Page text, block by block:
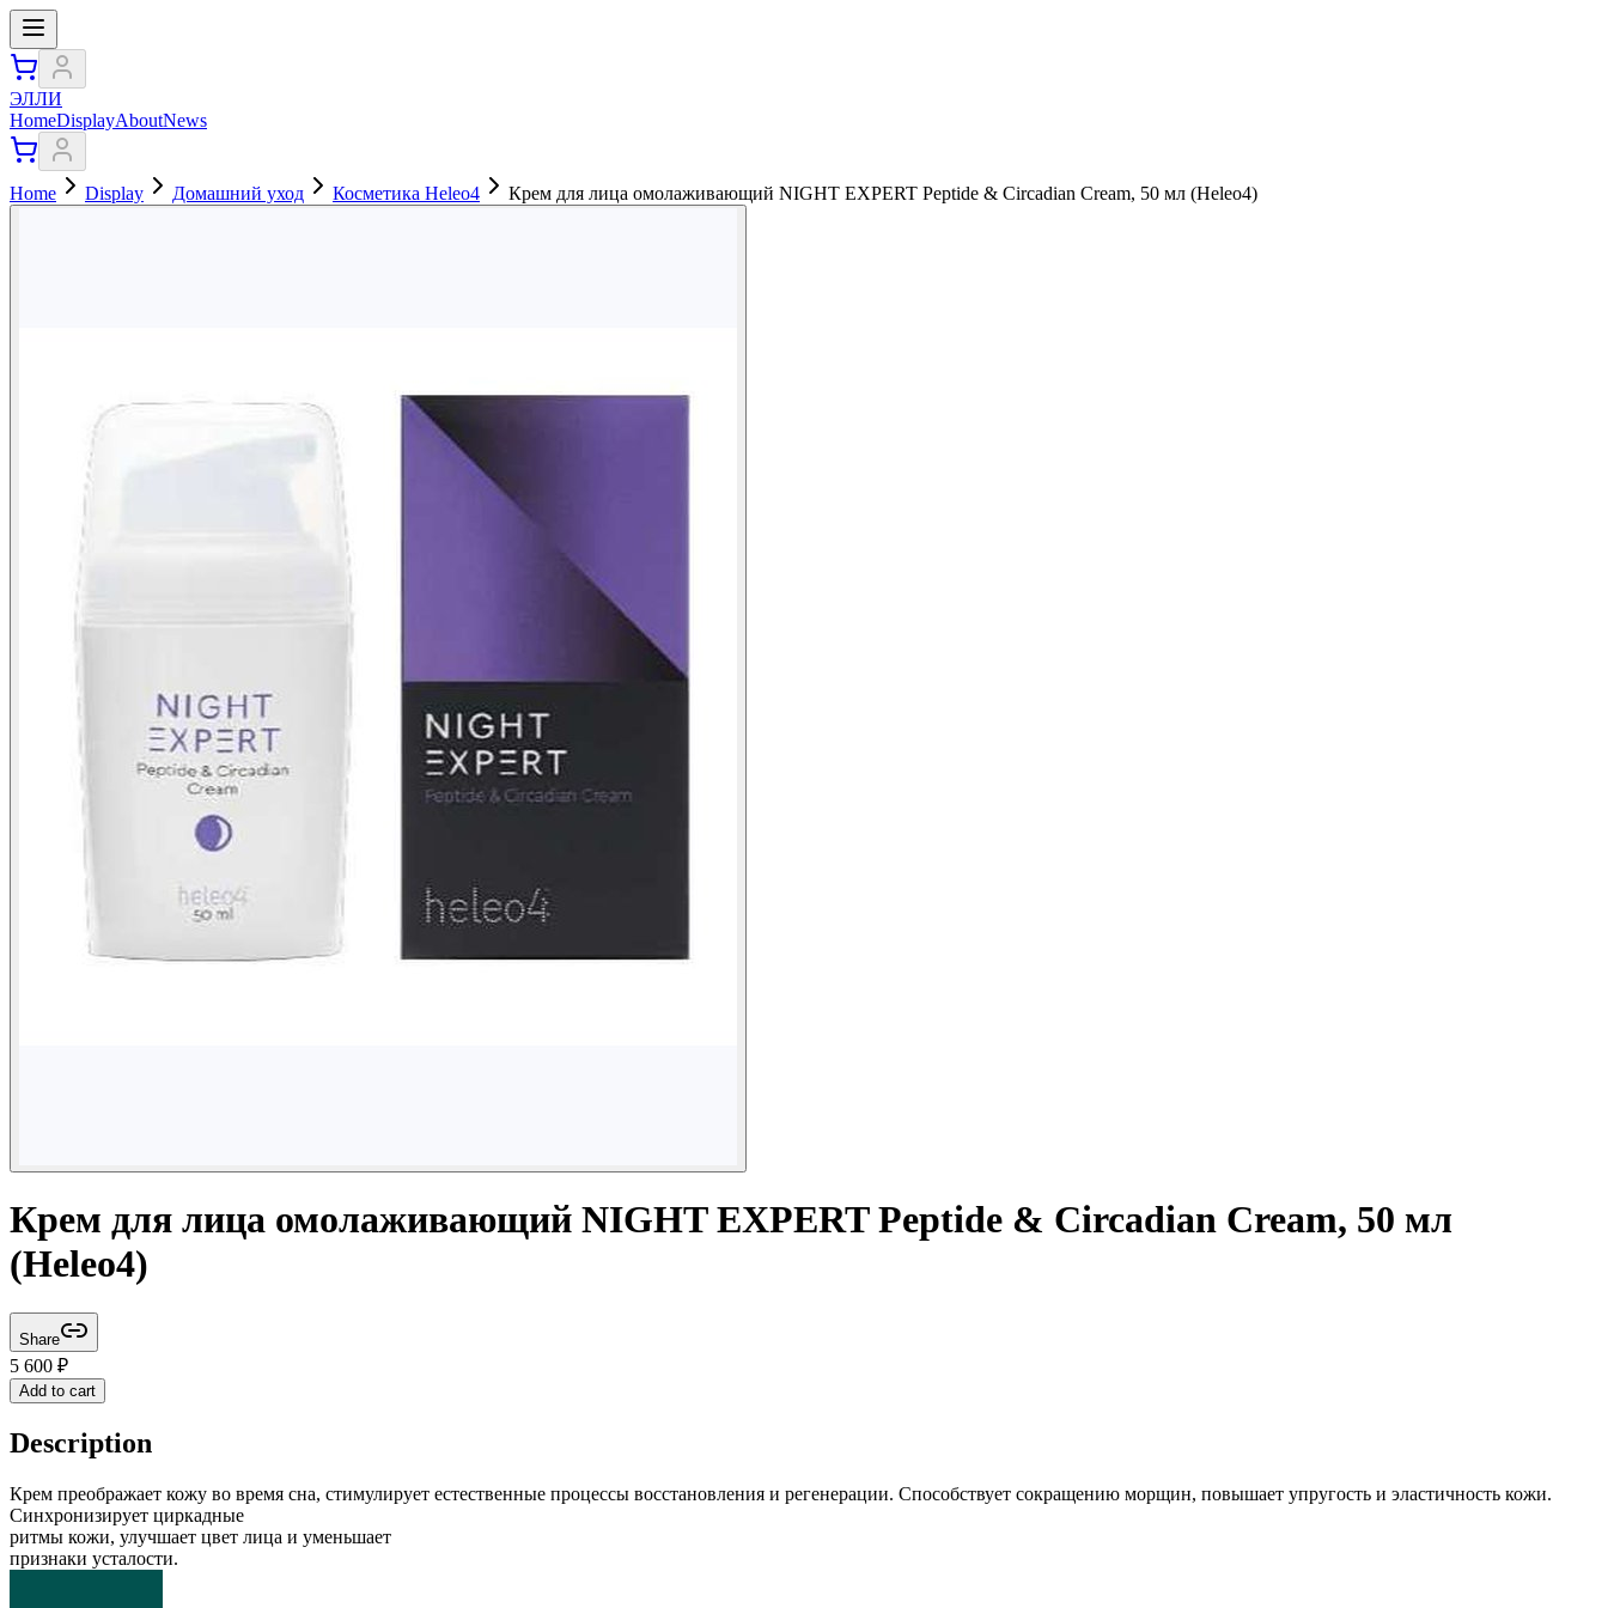
ЭЛЛИ
HomeDisplayAboutNews
Home Display Домашний уход Косметика Heleo4 Крем для лица омолаживающий NIGHT EXPERT Peptide & Circadian Cream, 50 мл (Heleo4)
Крем для лица омолаживающий NIGHT EXPERT Peptide & Circadian Cream, 50 мл
(Heleo4)
Share
5 600 ₽
Add to cart
Description
Крем преображает кожу во время сна, стимулирует естественные процессы восстановления и регенерации. Способствует сокращению морщин, повышает упругость и эластичность кожи.
Синхронизирует циркадные
ритмы кожи, улучшает цвет лица и уменьшает
признаки усталости.